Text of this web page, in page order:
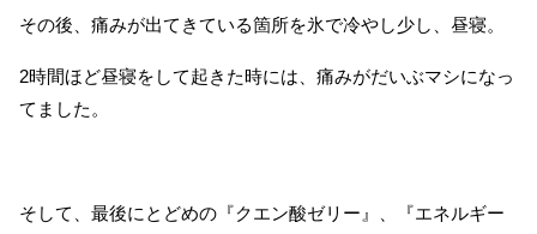
その後、痛みが出てきている箇所を氷で冷やし少し、昼寝。
2時間ほど昼寝をして起きた時には、痛みがだいぶマシになっ
てました。
そして、最後にとどめの『クエン酸ゼリー』、『エネルギー